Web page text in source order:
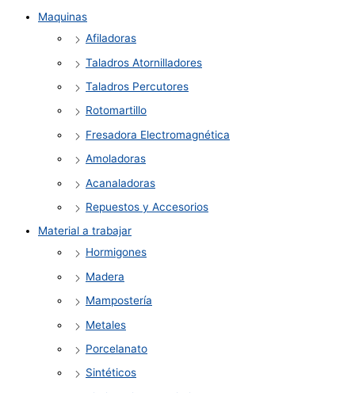
Maquinas
Afiladoras
Taladros Atornilladores
Taladros Percutores
Rotomartillo
Fresadora Electromagnética
Amoladoras
Acanaladoras
Repuestos y Accesorios
Material a trabajar
Hormigones
Madera
Mampostería
Metales
Porcelanato
Sintéticos